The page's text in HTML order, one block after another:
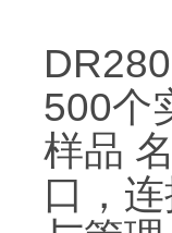
500个
样品
口，